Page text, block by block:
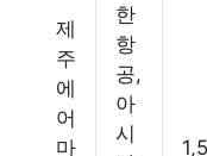
제
주
에
어
마
한
항
공,
아
시